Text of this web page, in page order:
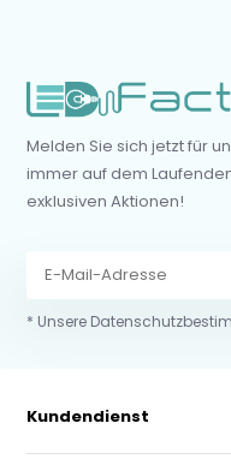
Melden Sie sich jetzt für
immer auf dem
exklusiven Aktionen!
* Unsere
Kundendienst